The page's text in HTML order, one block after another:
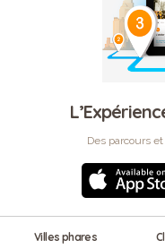
Des parcours
Villes phares